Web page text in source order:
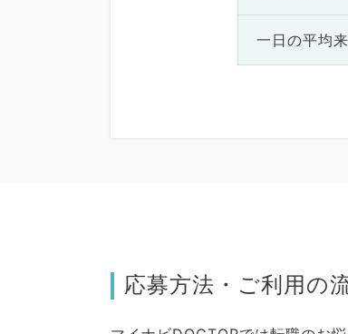
一日の平均
応募方法・ご利用の